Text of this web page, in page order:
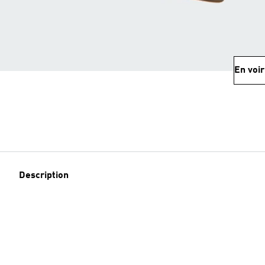
En
Description